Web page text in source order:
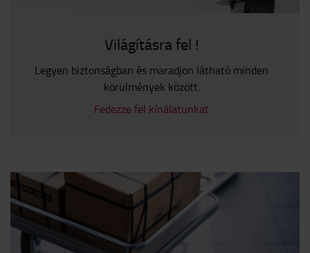
Világításra fel !
Legyen biztonságban és maradjon látható minden
körülmények között.
Fedezze fel kínálatunkat